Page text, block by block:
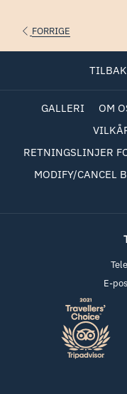
FORRIGE
GALLERI OM
RETNINGSLINJER
MODIFY/CANCEL
E-